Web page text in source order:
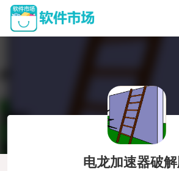
电龙加速器破